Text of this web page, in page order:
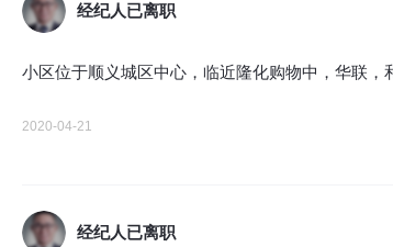
经纪人已离职
小区位于顺义城区中心，临近隆化购物中，华联
2020-04-21
经纪人已离职